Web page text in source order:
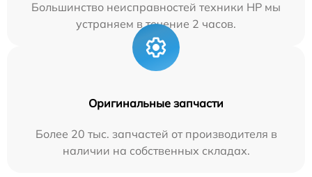
Большинство неисправностей техники HP мы
устраняем в течение 2 часов.
Оригинальные запчасти
Более 20 тыс. запчастей от производителя в
наличии на собственных складах.